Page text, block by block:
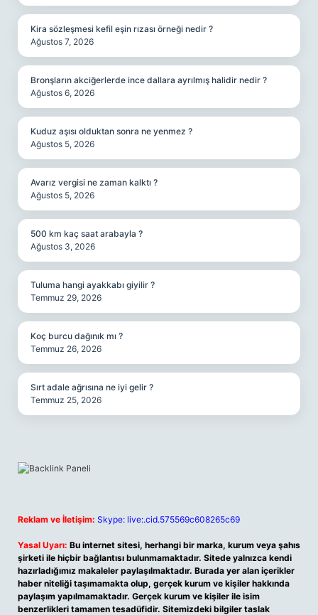
Kira sözleşmesi kefil eşin rızası örneği nedir ?
Ağustos 7, 2026
Bronşların akciğerlerde ince dallara ayrılmış halidir nedir ?
Ağustos 6, 2026
Kuduz aşısı olduktan sonra ne yenmez ?
Ağustos 5, 2026
Avarız vergisi ne zaman kalktı ?
Ağustos 5, 2026
500 km kaç saat arabayla ?
Ağustos 3, 2026
Tuluma hangi ayakkabı giyilir ?
Temmuz 29, 2026
Koç burcu dağınık mı ?
Temmuz 26, 2026
Sırt adale ağrısına ne iyi gelir ?
Temmuz 25, 2026
Reklam ve İletişim: Skype: live:.cid.575569c608265c69
Yasal Uyarı: Bu internet sitesi, herhangi bir marka, kurum veya şahıs
şirketi ile hiçbir bağlantısı bulunmamaktadır. Sitede yalnızca kendi
hazırladığımız makaleler paylaşılmaktadır. Burada yer alan içerikler
haber niteliği taşımamakta olup, gerçek kurum ve kişiler hakkında
paylaşım yapılmamaktadır. Gerçek kurum ve kişiler ile isim
benzerlikleri tamamen tesadüfidir. Sitemizdeki bilgiler taslak